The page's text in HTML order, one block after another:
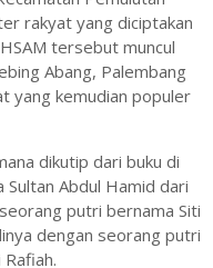
rakyat yang diciptakan
tersebut muncul
Abang, Palembang
yang kemudian populer
dikutip dari buku di
Abdul Hamid dari
putri bernama Siti
dengan seorang putri